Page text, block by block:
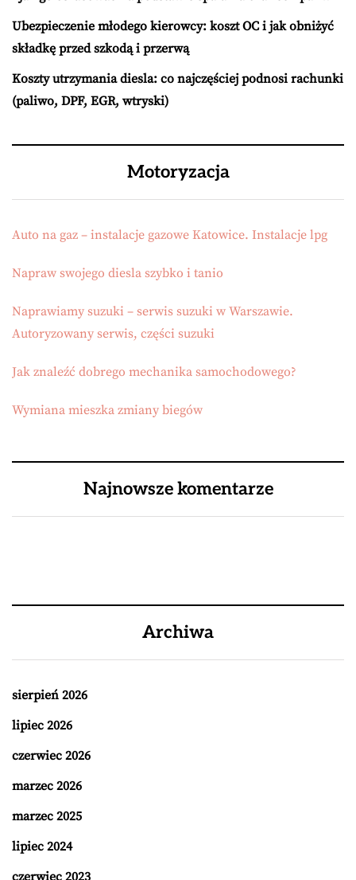
Ubezpieczenie młodego kierowcy: koszt OC i jak obniżyć
składkę przed szkodą i przerwą
Koszty utrzymania diesla: co najczęściej podnosi rachunki
(paliwo, DPF, EGR, wtryski)
Motoryzacja
Auto na gaz – instalacje gazowe Katowice. Instalacje lpg
Napraw swojego diesla szybko i tanio
Naprawiamy suzuki – serwis suzuki w Warszawie.
Autoryzowany serwis, części suzuki
Jak znaleźć dobrego mechanika samochodowego?
Wymiana mieszka zmiany biegów
Najnowsze komentarze
Archiwa
sierpień 2026
lipiec 2026
czerwiec 2026
marzec 2026
marzec 2025
lipiec 2024
czerwiec 2023